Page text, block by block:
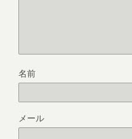
名前
メール